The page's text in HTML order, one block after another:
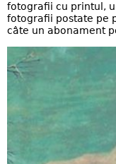
fotografii cu printul,
fotografii postate pe
câte un abonament